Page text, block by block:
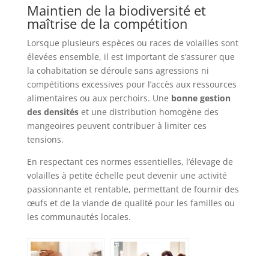
Maintien de la biodiversité et
maîtrise de la compétition
Lorsque plusieurs espèces ou races de volailles sont
élevées ensemble, il est important de s’assurer que
la cohabitation se déroule sans agressions ni
compétitions excessives pour l’accès aux ressources
alimentaires ou aux perchoirs. Une bonne gestion
des densitéset une distribution homogène des
mangeoires peuvent contribuer à limiter ces
tensions.
En respectant ces normes essentielles, l’élevage de
volailles à petite échelle peut devenir une activité
passionnante et rentable, permettant de fournir des
œufs et de la viande de qualité pour les familles ou
les communautés locales.